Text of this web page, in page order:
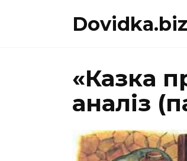
«Казка
аналіз